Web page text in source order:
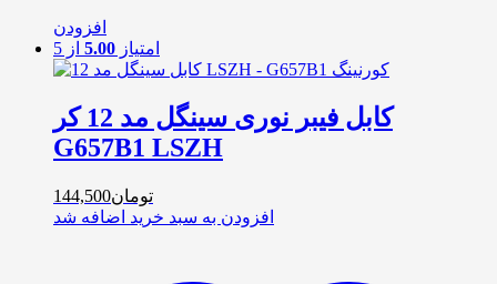
افزودن
امتیاز 5.00 از 5
کابل فیبر نوری سینگل مد 12 کر
G657B1 LSZH
تومان144,500
افزودن به سبد خرید اضافه شد